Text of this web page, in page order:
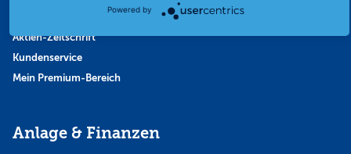
Aktien-Zeitschrift
Kundenservice
Mein Premium-Bereich
Anlage & Finanzen
Powered by